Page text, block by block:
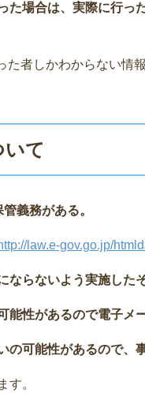
た場合は、実際に行
た者しかわからない情
て
義務がある。
law.e-gov.go.jp/
ならないよう実施した
能性があるので電子メ
の可能性があるので、
す。